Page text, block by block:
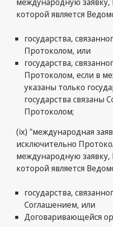
которой является
государства,
Протоколом, или
государства,
Протоколом, если в
указаны только
государства связаны
Протоколом;
(ix) "международная
исключительно
международную
которой является
государства,
Соглашением, или
Договаривающейся